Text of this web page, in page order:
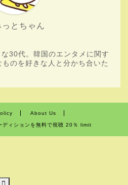
っとちゃん
30代。韓国のエンタメに関す
のを好きな人と分かち合いた
About Us
ィションを無料で視聴 20％ limit